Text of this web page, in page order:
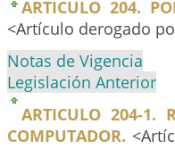
ARTICULO 204.
<Artículo derogado
Notas de Vigencia
Legislación Anterior
ARTICULO 204-1.
COMPUTADOR.